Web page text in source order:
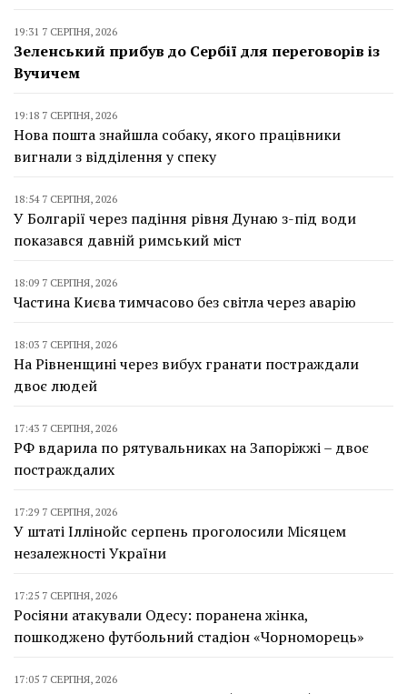
19:31 7 СЕРПНЯ, 2026
Зеленський прибув до Сербії для переговорів із
Вучичем
19:18 7 СЕРПНЯ, 2026
Нова пошта знайшла собаку, якого працівники
вигнали з відділення у спеку
18:54 7 СЕРПНЯ, 2026
У Болгарії через падіння рівня Дунаю з-під води
показався давній римський міст
18:09 7 СЕРПНЯ, 2026
Частина Києва тимчасово без світла через аварію
18:03 7 СЕРПНЯ, 2026
На Рівненщині через вибух гранати постраждали
двоє людей
17:43 7 СЕРПНЯ, 2026
РФ вдарила по рятувальниках на Запоріжжі – двоє
постраждалих
17:29 7 СЕРПНЯ, 2026
У штаті Іллінойс серпень проголосили Місяцем
незалежності України
17:25 7 СЕРПНЯ, 2026
Росіяни атакували Одесу: поранена жінка,
пошкоджено футбольний стадіон «Чорноморець»
17:05 7 СЕРПНЯ, 2026